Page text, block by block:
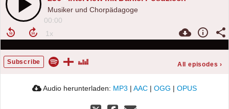
Musiker und Chorpädagoge
00:00
Subscribe All episodes ›
Audio herunterladen: MP3 | AAC | OGG | OPUS